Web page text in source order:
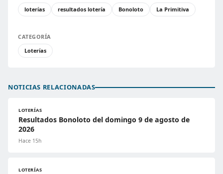
loterías
resultados lotería Bonoloto La Primitiva
CATEGORÍA
Loterías
NOTICIAS RELACIONADAS
LOTERÍAS
Resultados Bonoloto del domingo 9 de agosto de
2026
Hace 15h
LOTERÍAS